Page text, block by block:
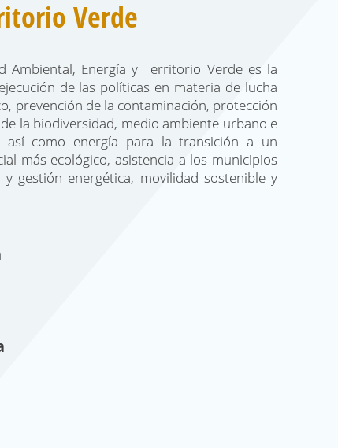
Verde
Ambiental, Energía y Territorio Verde es la
de las políticas en materia de lucha
prevención de la contaminación, protección
la biodiversidad, medio ambiente urbano e
así como energía para la transición a un
más ecológico, asistencia a los municipios
gestión energética, movilidad sostenible y